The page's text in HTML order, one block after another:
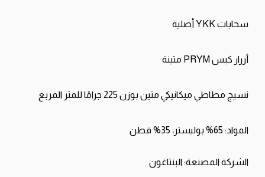
سحابات أصلية
أزرار كبس متينة
نسيج مطاطي ميكانيكي متين بوزن جرامًاللمتر المربع
المواد: 65% بوليستر، قطن
الشركةالمصنعة:البنتاغون